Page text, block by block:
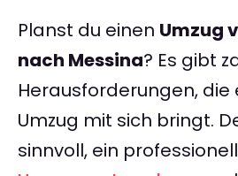
Planst du einen Umzug
nach Messina? Es gibt
Herausforderungen, die
Umzug mit sich bringt.
sinnvoll, ein